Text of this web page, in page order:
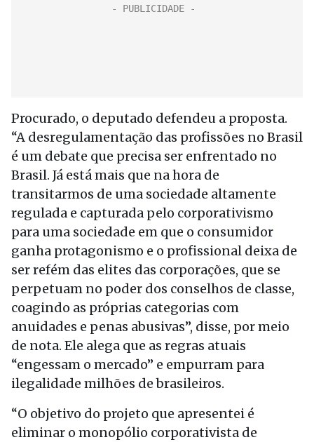
Procurado, o deputado defendeu a proposta.
“A desregulamentação das profissões no Brasil
é um debate que precisa ser enfrentado no
Brasil. Já está mais que na hora de
transitarmos de uma sociedade altamente
regulada e capturada pelo corporativismo
para uma sociedade em que o consumidor
ganha protagonismo e o profissional deixa de
ser refém das elites das corporações, que se
perpetuam no poder dos conselhos de classe,
coagindo as próprias categorias com
anuidades e penas abusivas”, disse, por meio
de nota. Ele alega que as regras atuais
“engessam o mercado” e empurram para
ilegalidade milhões de brasileiros.
“O objetivo do projeto que apresentei é
eliminar o monopólio corporativista de